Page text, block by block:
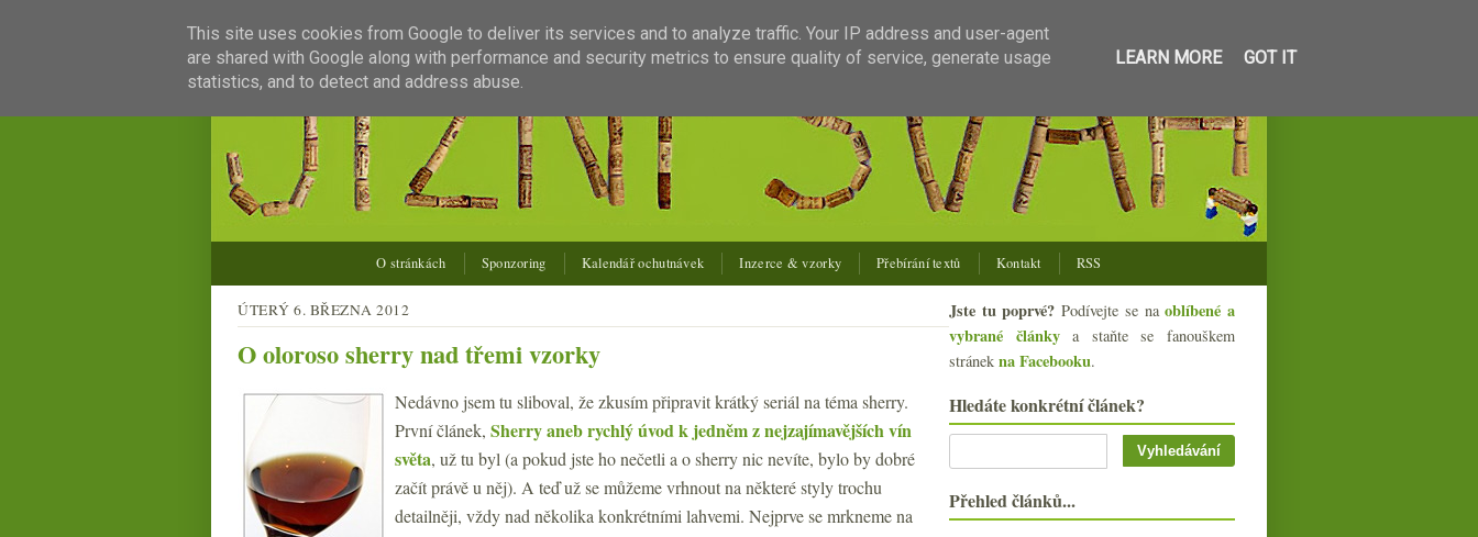
O stránkách Sponzoring Kalendář ochutnávek Inzerce & vzorky Přebírání textů Kontakt RSS
ÚTERÝ 6. BŘEZNA 2012
O oloroso sherry nad třemi vzorky
Nedávno jsem tu sliboval, že zkusím připravit krátký seriál na téma sherry.
První článek, Sherry aneb rychlý úvod k jedněm z nejzajímavějších vín
světa, už tu byl (a pokud jste ho nečetli a o sherry nic nevíte, bylo by dobré
začít právě u něj). A teď už se můžeme vrhnout na některé styly trochu
detailněji, vždy nad několika konkrétními lahvemi. Nejprve se mrkneme na
Jste tu poprvé? Podívejte se naoblíbené a
vybrané článkya staňte se fanouškem
stránek na Facebooku.
Hledáte konkrétní článek?
Přehled článků...
This site uses cookies from Google to deliver its services and to analyze traffic. Your IP address and user-agent
are shared with Google along with performance and security metrics to ensure quality of service, generate usage
statistics, and to detect and address abuse.
LEARN MORE GOT IT